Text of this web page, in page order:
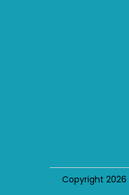
Copyright 2026